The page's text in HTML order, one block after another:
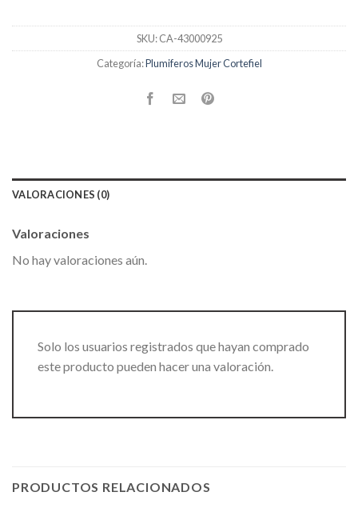
SKU:CA-43000925
Categoría:Plumiferos Mujer Cortefiel
VALORACIONES (0)
Valoraciones
No hay valoraciones aún.
Solo los usuarios registrados que hayan comprado
este producto pueden hacer una valoración.
PRODUCTOS RELACIONADOS